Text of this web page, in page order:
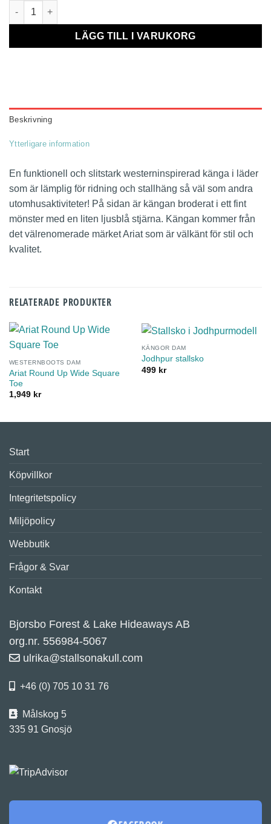
Probaby Lacer mängd
LÄGG TILL I VARUKORG
Beskrivning
Ytterligare information
En funktionell och slitstark westerninspirerad känga i läder
som är lämplig för ridning och stallhäng så väl som andra
utomhusaktiviteter! På sidan är kängan broderat i ett fint
mönster med en liten ljusblå stjärna. Kängan kommer från
det välrenomerade märket Ariat som är välkänt för stil och
kvalitet.
RELATERADE PRODUKTER
WESTERNBOOTS DAM
Ariat Round Up Wide Square
Toe
1,949 kr
KÄNGOR DAM
Jodhpur stallsko
499 kr
Start
Köpvillkor
Integritetspolicy
Miljöpolicy
Webbutik
Frågor & Svar
Kontakt
Bjorsbo Forest & Lake Hideaways AB
org.nr. 556984-5067
ulrika@stallsonakull.com
+46 (0) 705 10 31 76
Målskog 5
335 91 Gnosjö